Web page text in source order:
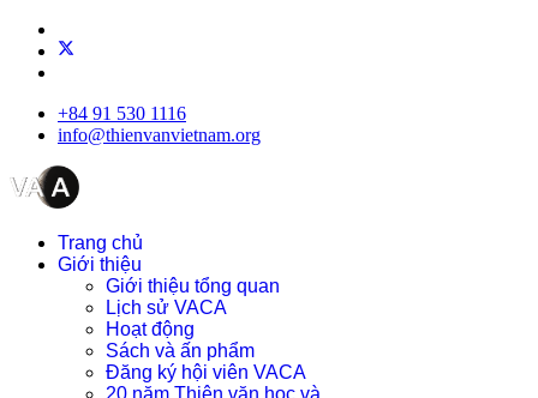
+84 91 530 1116
info@thienvanvietnam.org
Trang chủ
Giới thiệu
Giới thiệu tổng quan
Lịch sử VACA
Hoạt động
Sách và ấn phẩm
Đăng ký hội viên VACA
20 năm Thiên văn học và